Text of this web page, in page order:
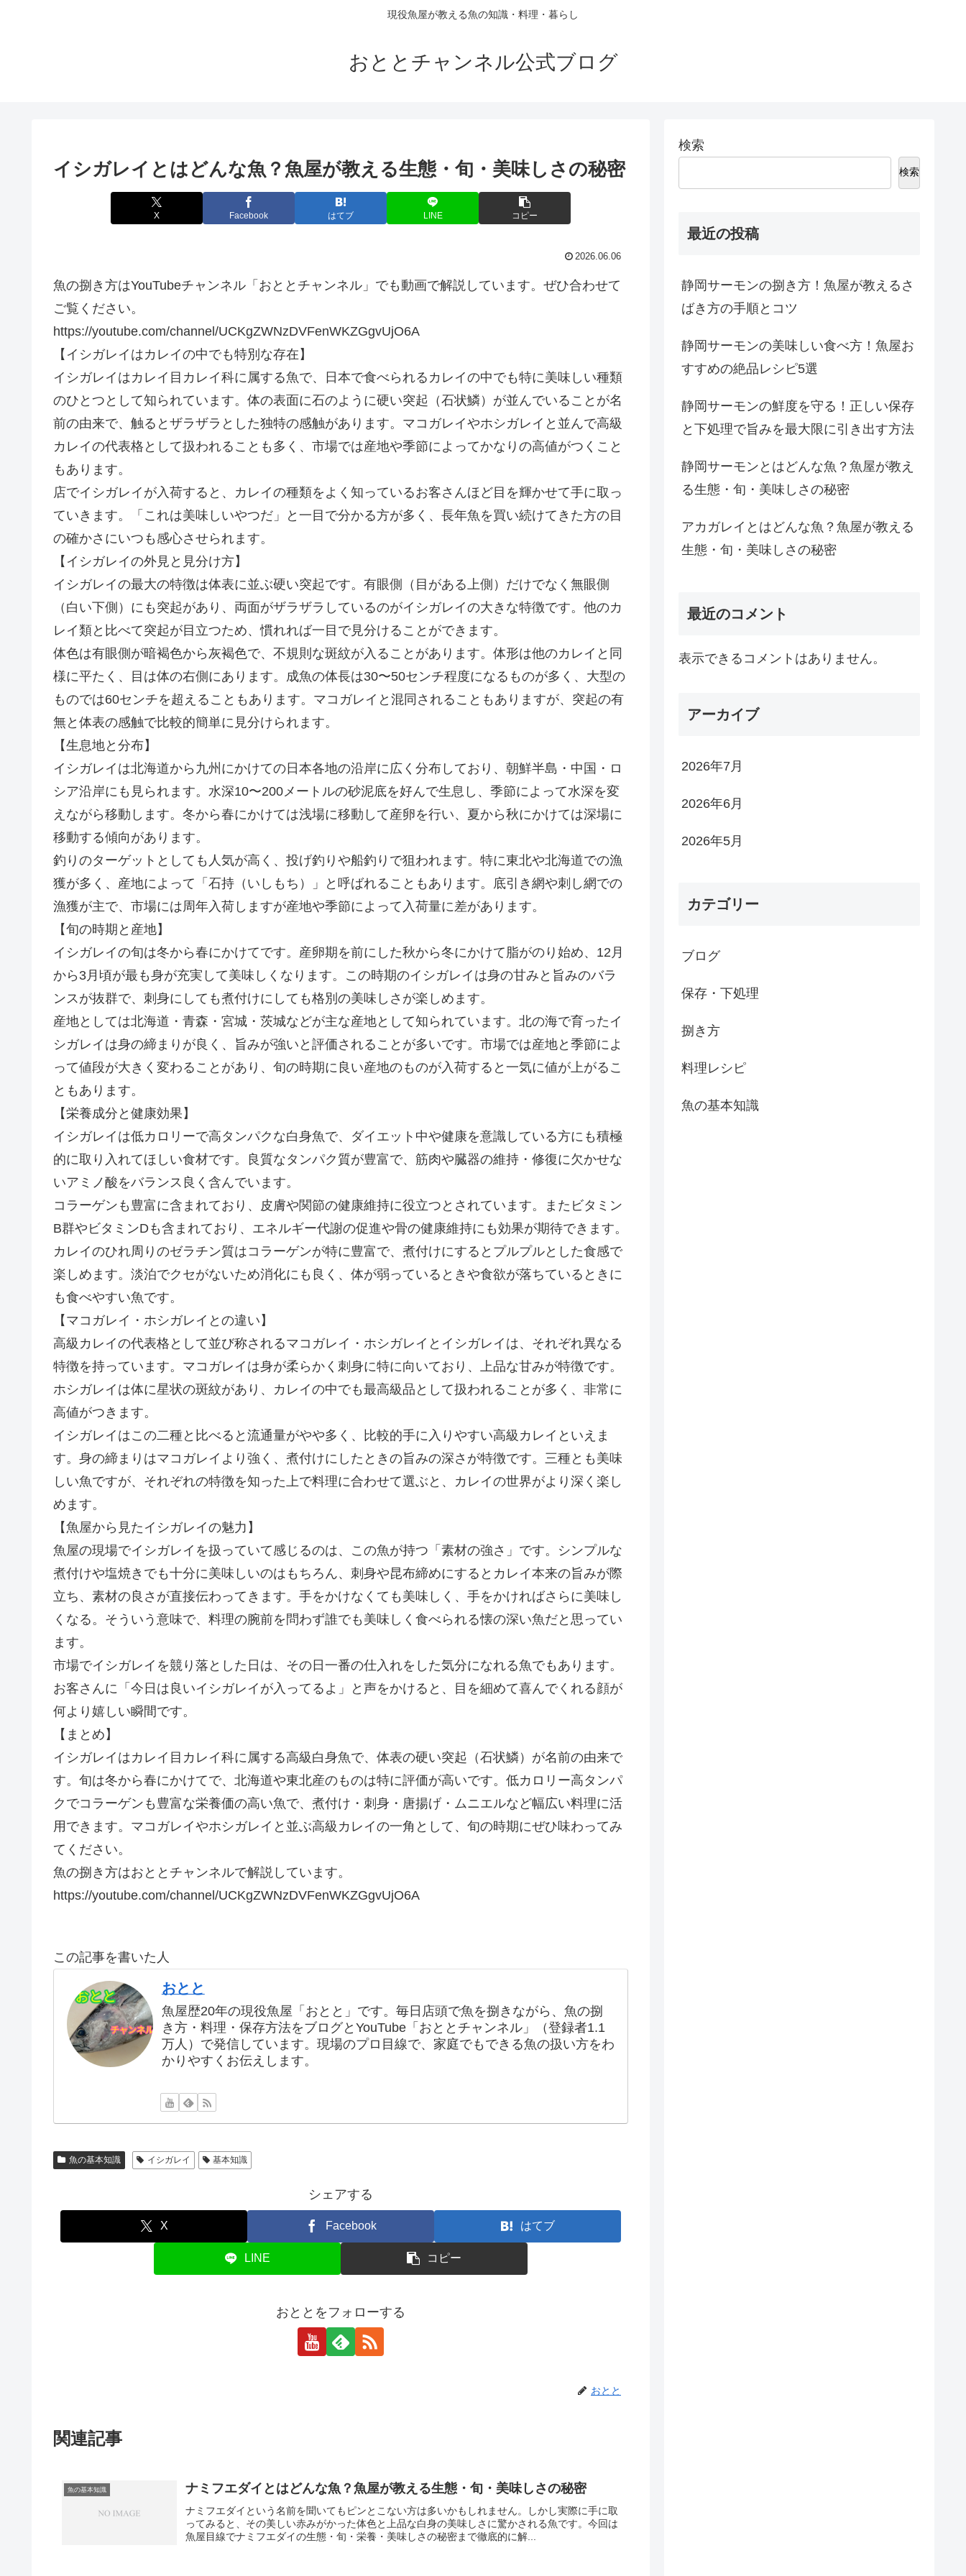
現役魚屋が教える魚の知識・料理・暮らし
おととチャンネル公式ブログ
イシガレイとはどんな魚？魚屋が教える生態・旬・美味しさの秘密
X Facebook はてブ LINE コピー
2026.06.06
魚の捌き方はYouTubeチャンネル「おととチャンネル」でも動画で解説しています。ぜひ合わせて
ご覧ください。
https://youtube.com/channel/UCKgZWNzDVFenWKZGgvUjO6A
【イシガレイはカレイの中でも特別な存在】
イシガレイはカレイ目カレイ科に属する魚で、日本で食べられるカレイの中でも特に美味しい種類
のひとつとして知られています。体の表面に石のように硬い突起（石状鱗）が並んでいることが名
前の由来で、触るとザラザラとした独特の感触があります。マコガレイやホシガレイと並んで高級
カレイの代表格として扱われることも多く、市場では産地や季節によってかなりの高値がつくこと
もあります。
店でイシガレイが入荷すると、カレイの種類をよく知っているお客さんほど目を輝かせて手に取っ
ていきます。「これは美味しいやつだ」と一目で分かる方が多く、長年魚を買い続けてきた方の目
の確かさにいつも感心させられます。
【イシガレイの外見と見分け方】
イシガレイの最大の特徴は体表に並ぶ硬い突起です。有眼側（目がある上側）だけでなく無眼側
（白い下側）にも突起があり、両面がザラザラしているのがイシガレイの大きな特徴です。他のカ
レイ類と比べて突起が目立つため、慣れれば一目で見分けることができます。
体色は有眼側が暗褐色から灰褐色で、不規則な斑紋が入ることがあります。体形は他のカレイと同
様に平たく、目は体の右側にあります。成魚の体長は30〜50センチ程度になるものが多く、大型の
ものでは60センチを超えることもあります。マコガレイと混同されることもありますが、突起の有
無と体表の感触で比較的簡単に見分けられます。
【生息地と分布】
イシガレイは北海道から九州にかけての日本各地の沿岸に広く分布しており、朝鮮半島・中国・ロ
シア沿岸にも見られます。水深10〜200メートルの砂泥底を好んで生息し、季節によって水深を変
えながら移動します。冬から春にかけては浅場に移動して産卵を行い、夏から秋にかけては深場に
移動する傾向があります。
釣りのターゲットとしても人気が高く、投げ釣りや船釣りで狙われます。特に東北や北海道での漁
獲が多く、産地によって「石持（いしもち）」と呼ばれることもあります。底引き網や刺し網での
漁獲が主で、市場には周年入荷しますが産地や季節によって入荷量に差があります。
【旬の時期と産地】
イシガレイの旬は冬から春にかけてです。産卵期を前にした秋から冬にかけて脂がのり始め、12月
から3月頃が最も身が充実して美味しくなります。この時期のイシガレイは身の甘みと旨みのバラ
ンスが抜群で、刺身にしても煮付けにしても格別の美味しさが楽しめます。
産地としては北海道・青森・宮城・茨城などが主な産地として知られています。北の海で育ったイ
シガレイは身の締まりが良く、旨みが強いと評価されることが多いです。市場では産地と季節によ
って値段が大きく変わることがあり、旬の時期に良い産地のものが入荷すると一気に値が上がるこ
ともあります。
【栄養成分と健康効果】
イシガレイは低カロリーで高タンパクな白身魚で、ダイエット中や健康を意識している方にも積極
的に取り入れてほしい食材です。良質なタンパク質が豊富で、筋肉や臓器の維持・修復に欠かせな
いアミノ酸をバランス良く含んでいます。
コラーゲンも豊富に含まれており、皮膚や関節の健康維持に役立つとされています。またビタミン
B群やビタミンDも含まれており、エネルギー代謝の促進や骨の健康維持にも効果が期待できます。
カレイのひれ周りのゼラチン質はコラーゲンが特に豊富で、煮付けにするとプルプルとした食感で
楽しめます。淡泊でクセがないため消化にも良く、体が弱っているときや食欲が落ちているときに
も食べやすい魚です。
【マコガレイ・ホシガレイとの違い】
高級カレイの代表格として並び称されるマコガレイ・ホシガレイとイシガレイは、それぞれ異なる
特徴を持っています。マコガレイは身が柔らかく刺身に特に向いており、上品な甘みが特徴です。
ホシガレイは体に星状の斑紋があり、カレイの中でも最高級品として扱われることが多く、非常に
高値がつきます。
イシガレイはこの二種と比べると流通量がやや多く、比較的手に入りやすい高級カレイといえま
す。身の締まりはマコガレイより強く、煮付けにしたときの旨みの深さが特徴です。三種とも美味
しい魚ですが、それぞれの特徴を知った上で料理に合わせて選ぶと、カレイの世界がより深く楽し
めます。
【魚屋から見たイシガレイの魅力】
魚屋の現場でイシガレイを扱っていて感じるのは、この魚が持つ「素材の強さ」です。シンプルな
煮付けや塩焼きでも十分に美味しいのはもちろん、刺身や昆布締めにするとカレイ本来の旨みが際
立ち、素材の良さが直接伝わってきます。手をかけなくても美味しく、手をかければさらに美味し
くなる。そういう意味で、料理の腕前を問わず誰でも美味しく食べられる懐の深い魚だと思ってい
ます。
市場でイシガレイを競り落とした日は、その日一番の仕入れをした気分になれる魚でもあります。
お客さんに「今日は良いイシガレイが入ってるよ」と声をかけると、目を細めて喜んでくれる顔が
何より嬉しい瞬間です。
【まとめ】
イシガレイはカレイ目カレイ科に属する高級白身魚で、体表の硬い突起（石状鱗）が名前の由来で
す。旬は冬から春にかけてで、北海道や東北産のものは特に評価が高いです。低カロリー高タンパ
クでコラーゲンも豊富な栄養価の高い魚で、煮付け・刺身・唐揚げ・ムニエルなど幅広い料理に活
用できます。マコガレイやホシガレイと並ぶ高級カレイの一角として、旬の時期にぜひ味わってみ
てください。
魚の捌き方はおととチャンネルで解説しています。
https://youtube.com/channel/UCKgZWNzDVFenWKZGgvUjO6A
この記事を書いた人
おとと
魚屋歴20年の現役魚屋「おとと」です。毎日店頭で魚を捌きながら、魚の捌
き方・料理・保存方法をブログとYouTube「おととチャンネル」（登録者1.1
万人）で発信しています。現場のプロ目線で、家庭でもできる魚の扱い方をわ
かりやすくお伝えします。
魚の基本知識 イシガレイ 基本知識
シェアする
X Facebook はてブ
LINE コピー
おととをフォローする
おとと
関連記事
魚の基本知識 ナミフエダイとはどんな魚？魚屋が教える生態・旬・美味しさの秘密
ナミフエダイという名前を聞いてもピンとこない方は多いかもしれません。しかし実際に手に取
ってみると、その美しい赤みがかった体色と上品な白身の美味しさに驚かされる魚です。今回は
魚屋目線でナミフエダイの生態・旬・栄養・美味しさの秘密まで徹底的に解...
検索
検索
最近の投稿
静岡サーモンの捌き方！魚屋が教えるさ
ばき方の手順とコツ
静岡サーモンの美味しい食べ方！魚屋お
すすめの絶品レシピ5選
静岡サーモンの鮮度を守る！正しい保存
と下処理で旨みを最大限に引き出す方法
静岡サーモンとはどんな魚？魚屋が教え
る生態・旬・美味しさの秘密
アカガレイとはどんな魚？魚屋が教える
生態・旬・美味しさの秘密
最近のコメント
表示できるコメントはありません。
アーカイブ
2026年7月
2026年6月
2026年5月
カテゴリー
ブログ
保存・下処理
捌き方
料理レシピ
魚の基本知識